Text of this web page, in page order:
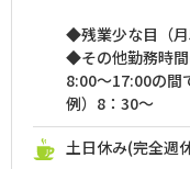
◆残業少な目（月
◆その他勤務時
8:00～17:00の間
例）8：30～
土日休み(完全週